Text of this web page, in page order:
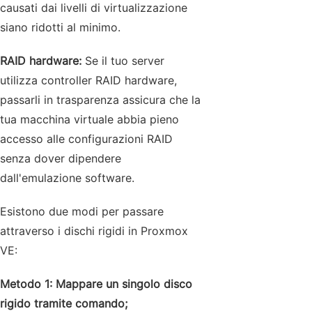
causati dai livelli di virtualizzazione
siano ridotti al minimo.
RAID hardware: Se il tuo server
utilizza controller RAID hardware,
passarli in trasparenza assicura che la
tua macchina virtuale abbia pieno
accesso alle configurazioni RAID
senza dover dipendere
dall'emulazione software.
Esistono due modi per passare
attraverso i dischi rigidi in Proxmox
VE:
Metodo 1: Mappare un singolo disco
rigido tramite comando;